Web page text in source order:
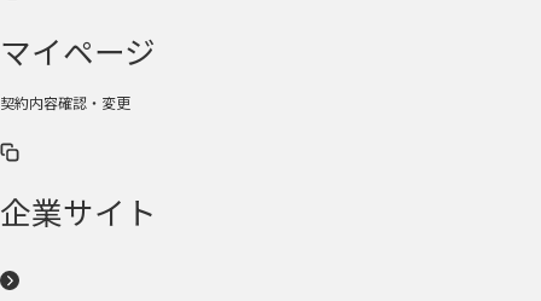
マイページ
契約内容確認・変更
企業サイト